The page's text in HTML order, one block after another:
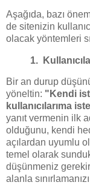
Aşağıda, bazı
de sitenizin
olacak yöntemleri
1.
Bir an durup
yöneltin: "Kendi
kullanıcılarıma
yanıt vermenin ilk
olduğunu, kendi
açılardan uyumlu
temel olarak
düşünmeniz
alanla